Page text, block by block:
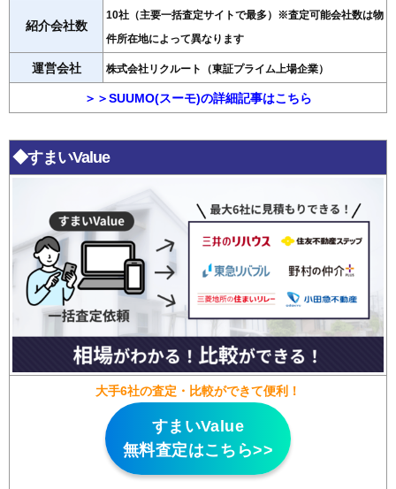
紹介会社数
10社（主要一括査定サイトで最多）※査定可能会社数は物
件所在地によって異なります
運営会社 株式会社リクルート（東証プライム上場企業）
＞＞SUUMO(スーモ)の詳細記事はこちら
◆すまいValue
大手6社の査定・比較ができて便利！
すまいValue
無料査定はこちら>>